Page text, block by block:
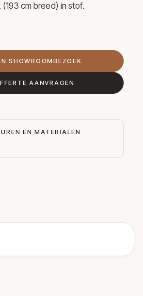
(193 cm breed) in stof.
SHOWROOMBEZOEK
AANVRAGEN
EN MATERIALEN